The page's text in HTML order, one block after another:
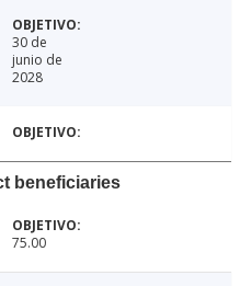
30 de
junio de
2028
beneficiaries
75.00